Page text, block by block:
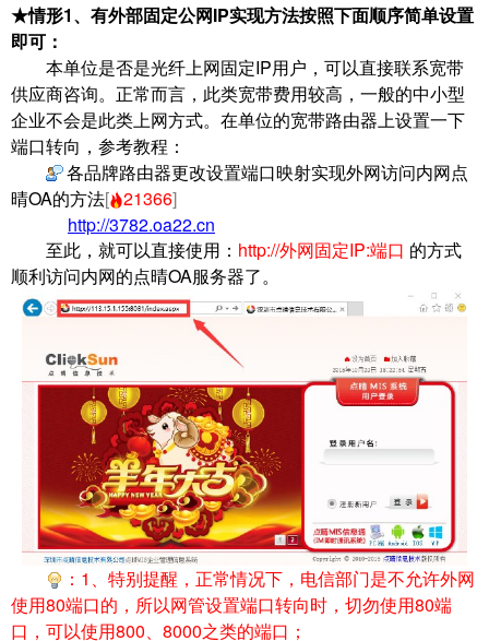
★情形1、有外部固定公网IP实现方法按照下面顺序简单设置
即可：
本单位是否是光纤上网固定IP用户，可以直接联系宽带
供应商咨询。正常而言，此类宽带费用较高，一般的中小型
企业不会是此类上网方式。在单位的宽带路由器上设置一下
端口转向，参考教程：
各品牌路由器更改设置端口映射实现外网访问内网点
晴OA的方法[ 21366]
http://3782.oa22.cn
至此，就可以直接使用： http://外网固定IP:端口 的方式
顺利访问内网的点晴OA服务器了。
：1、特别提醒，正常情况下，电信部门是不允许外网
使用80端口的，所以网管设置端口转向时，切勿使用80端
口，可以使用800、8000之类的端口；